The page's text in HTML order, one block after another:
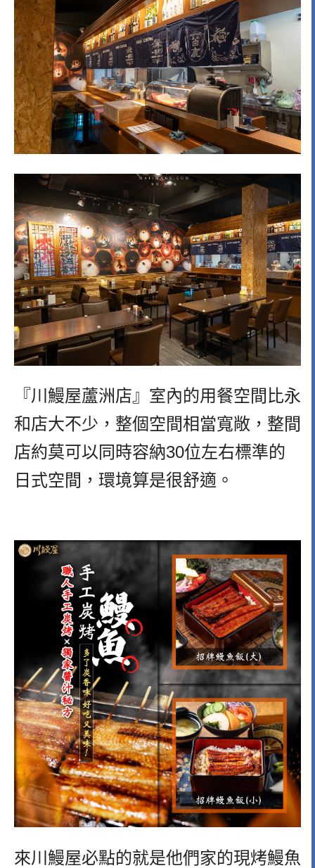
『川鰻屋蘆洲店』室內的用餐空間比永
和店大不少，整個空間相當寬敞，整間
店約莫可以同時容納30位左右標準的
日式空間，環境算是很舒適。
來川鰻屋必點的就是他們家的現烤鰻魚